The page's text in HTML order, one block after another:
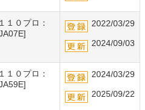
１０プロ：
2022/03/29
2024/09/03
１０プロ：
2024/03/29
2025/09/22